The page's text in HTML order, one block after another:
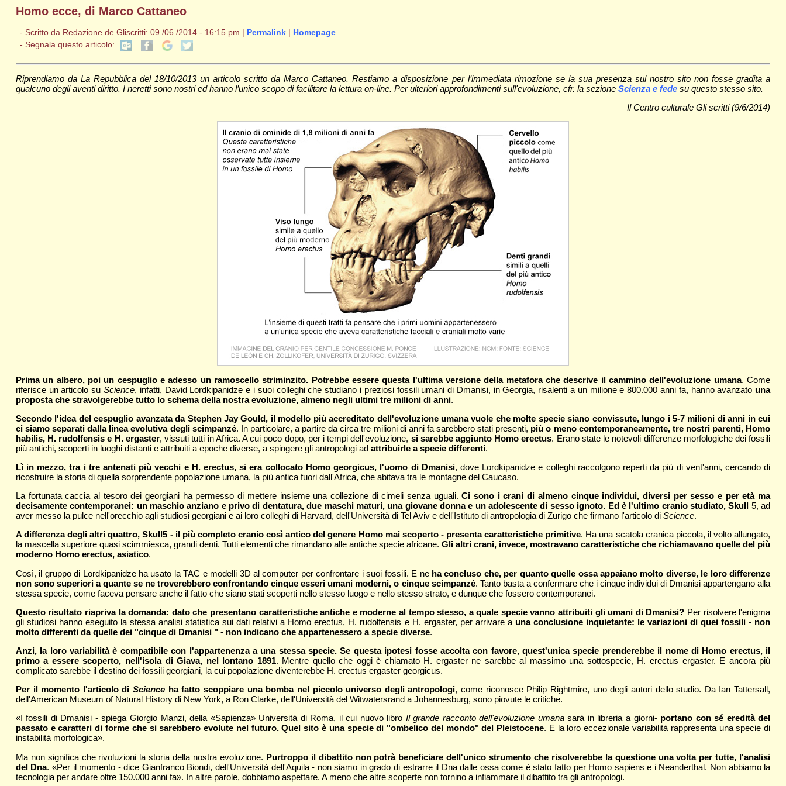
Homo ecce, di Marco Cattaneo
- Scritto da Redazione de Gliscritti: 09 /06 /2014 - 16:15 pm | Permalink| Homepage
- Segnala questo articolo:
Riprendiamo da La Repubblica del 18/10/2013 un articolo scritto da Marco Cattaneo. Restiamo a disposizione per l’immediata rimozione se la sua presenza sul nostro sito non fosse gradita a
qualcuno degli aventi diritto. I neretti sono nostri ed hanno l’unico scopo di facilitare la lettura on-line. Per ulteriori approfondimenti sull'evoluzione, cfr. la sezione Scienza e fede su questo stesso sito.
Il Centro culturale Gli scritti (9/6/2014)
Prima un albero, poi un cespuglio e adesso un ramoscello striminzito. Potrebbe essere questa l'ultima versione della metafora che descrive il cammino dell'evoluzione umana. Come
riferisce un articolo suScience, infatti, David Lordkipanidze e i suoi colleghi che studiano i preziosi fossili umani di Dmanisi, in Georgia, risalenti a un milione e 800.000 anni fa, hanno avanzato una
proposta che stravolgerebbe tutto lo schema della nostra evoluzione, almeno negli ultimi tre milioni di anni.
Secondo l'idea del cespuglio avanzata da Stephen Jay Gould, il modello più accreditato dell'evoluzione umana vuole che molte specie siano convissute, lungo i 5-7 milioni di anni in cui
ci siamo separati dalla linea evolutiva degli scimpanzé. In particolare, a partire da circa tre milioni di anni fa sarebbero stati presenti, più o meno contemporaneamente, tre nostri parenti, Homo
habilis, H. rudolfensis e H. ergaster, vissuti tutti in Africa. A cui poco dopo, per i tempi dell'evoluzione, si sarebbe aggiunto Homo erectus. Erano state le notevoli differenze morfologiche dei fossili
più antichi, scoperti in luoghi distanti e attribuiti a epoche diverse, a spingere gli antropologi ad attribuirle a specie differenti.
Lì in mezzo, tra i tre antenati più vecchi e H. erectus, si era collocato Homo georgicus, l'uomo di Dmanisi, dove Lordkipanidze e colleghi raccolgono reperti da più di vent'anni, cercando di
ricostruire la storia di quella sorprendente popolazione umana, la più antica fuori dall'Africa, che abitava tra le montagne del Caucaso.
La fortunata caccia al tesoro dei georgiani ha permesso di mettere insieme una collezione di cimeli senza uguali.Ci sono i crani di almeno cinque individui, diversi per sesso e per età ma
decisamente contemporanei: un maschio anziano e privo di dentatura, due maschi maturi, una giovane donna e un adolescente di sesso ignoto. Ed è l'ultimo cranio studiato, Skull 5, ad
aver messo la pulce nell'orecchio agli studiosi georgiani e ai loro colleghi di Harvard, dell'Università di Tel Aviv e dell'Istituto di antropologia di Zurigo che firmano l'articolo di Science.
A differenza degli altri quattro, Skull5 - il più completo cranio così antico del genere Homo mai scoperto - presenta caratteristiche primitive. Ha una scatola cranica piccola, il volto allungato,
la mascella superiore quasi scimmiesca, grandi denti. Tutti elementi che rimandano alle antiche specie africane.Gli altri crani, invece, mostravano caratteristiche che richiamavano quelle del più
moderno Homo erectus, asiatico.
Così, il gruppo di Lordkipanidze ha usato la TAC e modelli 3D al computer per confrontare i suoi fossili. E ne ha concluso che, per quanto quelle ossa appaiano molto diverse, le loro differenze
non sono superiori a quante se ne troverebbero confrontando cinque esseri umani moderni, o cinque scimpanzé. Tanto basta a confermare che i cinque individui di Dmanisi appartengano alla
stessa specie, come faceva pensare anche il fatto che siano stati scoperti nello stesso luogo e nello stesso strato, e dunque che fossero contemporanei.
Questo risultato riapriva la domanda: dato che presentano caratteristiche antiche e moderne al tempo stesso, a quale specie vanno attribuiti gli umani di Dmanisi? Per risolvere l'enigma
gli studiosi hanno eseguito la stessa analisi statistica sui dati relativi a Homo erectus, H. rudolfensis e H. ergaster, per arrivare a una conclusione inquietante: le variazioni di quei fossili - non
molto differenti da quelle dei "cinque di Dmanisi " - non indicano che appartenessero a specie diverse.
Anzi, la loro variabilità è compatibile con l'appartenenza a una stessa specie. Se questa ipotesi fosse accolta con favore, quest'unica specie prenderebbe il nome di Homo erectus, il
primo a essere scoperto, nell'isola di Giava, nel lontano 1891. Mentre quello che oggi è chiamato H. ergaster ne sarebbe al massimo una sottospecie, H. erectus ergaster. E ancora più
complicato sarebbe il destino dei fossili georgiani, la cui popolazione diventerebbe H. erectus ergaster georgicus.
Per il momento l'articolo diScience ha fatto scoppiare una bomba nel piccolo universo degli antropologi, come riconosce Philip Rightmire, uno degli autori dello studio. Da Ian Tattersall,
dell'American Museum of Natural History di New York, a Ron Clarke, dell'Università del Witwatersrand a Johannesburg, sono piovute le critiche.
«I fossili di Dmanisi - spiega Giorgio Manzi, della «Sapienza» Università di Roma, il cui nuovo libro Il grande racconto dell'evoluzione umanasarà in libreria a giorni- portano con sé eredità del
passato e caratteri di forme che si sarebbero evolute nel futuro. Quel sito è una specie di "ombelico del mondo" del Pleistocene. E la loro eccezionale variabilità rappresenta una specie di
instabilità morfologica».
Ma non significa che rivoluzioni la storia della nostra evoluzione. Purtroppo il dibattito non potrà beneficiare dell'unico strumento che risolverebbe la questione una volta per tutte, l'analisi
del Dna. «Per il momento - dice Gianfranco Biondi, dell'Università dell'Aquila - non siamo in grado di estrarre il Dna dalle ossa come è stato fatto per Homo sapiens e i Neanderthal. Non abbiamo la
tecnologia per andare oltre 150.000 anni fa». In altre parole, dobbiamo aspettare. A meno che altre scoperte non tornino a infiammare il dibattito tra gli antropologi.